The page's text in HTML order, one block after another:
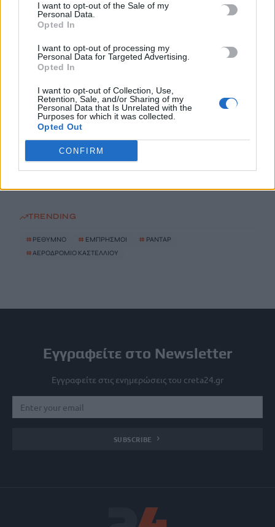
I want to opt-out of the Sale of my
Personal Data.
Opted In
I want to opt-out of processing my
Personal Data for Targeted Advertising.
Opted In
I want to opt-out of Collection, Use,
Retention, Sale, and/or Sharing of my
Personal Data that Is Unrelated with the
Purposes for which it was collected.
Opted Out
CONFIRM
Marfin: Στην Ευελπίδων η 46χρονη που κατηγορείται για τον
φονικό εμπρησμό
πατρίδας μας με νέο αναπτυξιακό καθεστώς για την Άμυνα
7 Αυγούστου, 2026
Αεροδρόμιο Καστελλίου: Όλα έτοιμα για την υπογραφή της
σύμβασης για τα ραντάρ
7 Αυγούστου, 2026
TRENDING
# ΡΕΘΥΜΝΟ # ΕΜΠΡΗΣΜΟΙ # ΡΑΝΤΑΡ
# ΑΕΡΟΔΡΟΜΙΟ ΚΑΣΤΕΛΛΙΟΥ
Εγγραφείτε στο Newsletter
Εγγραφείτε στις ενημερώσεις του creta24.gr
SUBSCRIBE